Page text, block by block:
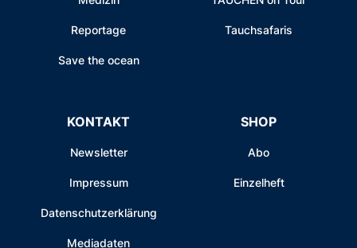
Reportage
Save the ocean
Tauchsafaris
KONTAKT
Newsletter
Impressum
Datenschutzerklärung
Mediadaten
SHOP
Abo
Einzelheft